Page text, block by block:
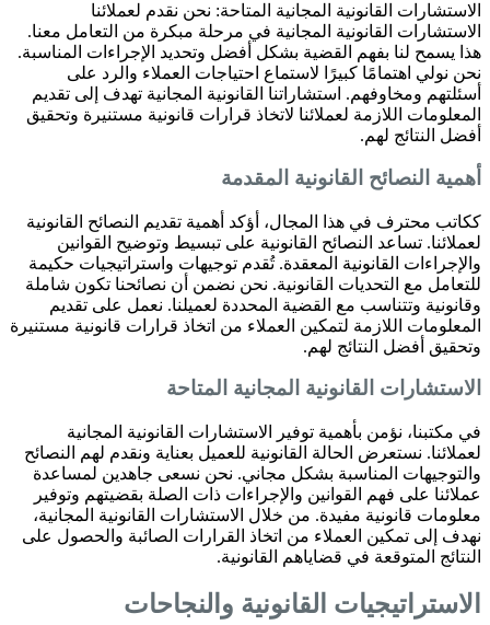
الاستشارات القانونية المجانية المتاحة: نحن نقدم لعملائنا
الاستشارات القانونية المجانية في مرحلة مبكرة من التعامل معنا.
هذا يسمح لنا بفهم القضية بشكل أفضل وتحديد الإجراءات المناسبة.
نحن نولي اهتمامًا كبيرًا لاستماع احتياجات العملاء والرد على
أسئلتهم ومخاوفهم. استشاراتنا القانونية المجانية تهدف إلى تقديم
المعلومات اللازمة لعملائنا لاتخاذ قرارات قانونية مستنيرة وتحقيق
أفضل النتائج لهم.
أهمية النصائح القانونية المقدمة
ككاتب محترف في هذا المجال، أؤكد أهمية تقديم النصائح القانونية
لعملائنا. تساعد النصائح القانونية على تبسيط وتوضيح القوانين
والإجراءات القانونية المعقدة. تُقدم توجيهات واستراتيجيات حكيمة
للتعامل مع التحديات القانونية. نحن نضمن أن نصائحنا تكون شاملة
وقانونية وتتناسب مع القضية المحددة لعميلنا. نعمل على تقديم
المعلومات اللازمة لتمكين العملاء من اتخاذ قرارات قانونية مستنيرة
وتحقيق أفضل النتائج لهم.
الاستشارات القانونية المجانية المتاحة
في مكتبنا، نؤمن بأهمية توفير الاستشارات القانونية المجانية
لعملائنا. نستعرض الحالة القانونية للعميل بعناية ونقدم لهم النصائح
والتوجيهات المناسبة بشكل مجاني. نحن نسعى جاهدين لمساعدة
عملائنا على فهم القوانين والإجراءات ذات الصلة بقضيتهم وتوفير
معلومات قانونية مفيدة. من خلال الاستشارات القانونية المجانية،
نهدف إلى تمكين العملاء من اتخاذ القرارات الصائبة والحصول على
النتائج المتوقعة في قضاياهم القانونية.
الاستراتيجيات القانونية والنجاحات